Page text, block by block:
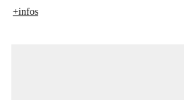
+infos